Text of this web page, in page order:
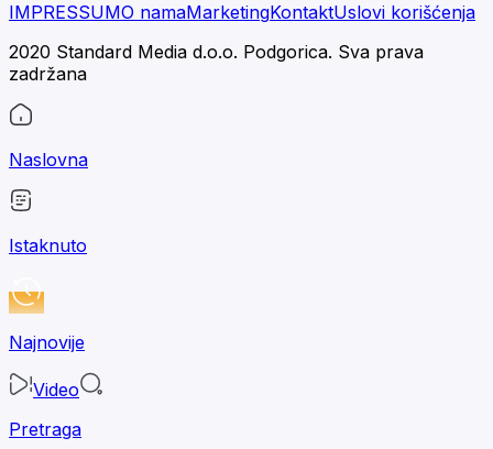
IMPRESSUMO namaMarketingKontaktUslovi korišćenja
2020 Standard Media d.o.o. Podgorica. Sva prava
zadržana
Naslovna
Istaknuto
Najnovije
Video
Pretraga